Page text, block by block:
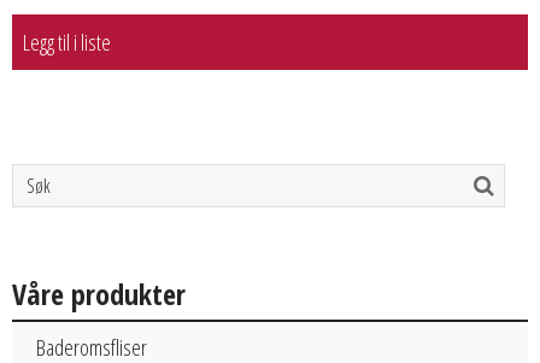
Legg til i liste
Våre produkter
Baderomsfliser